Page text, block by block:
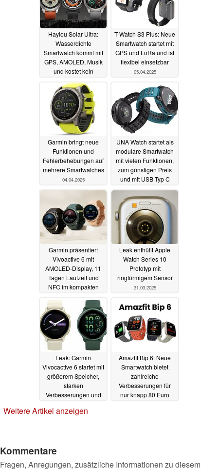
Haylou Solar Ultra:
Wasserdichte
Smartwatch kommt mit
GPS, AMOLED, Musik
und kostet kein
Vermögen07.04.2025
T-Watch S3 Plus: Neue
Smartwatch startet mit
GPS und LoRa und ist
flexibel einsetzbar
05.04.2025
Garmin bringt neue
Funktionen und
Fehlerbehebungen auf
mehrere Smartwatches
04.04.2025
UNA Watch startet als
modulare Smartwatch
mit vielen Funktionen,
zum günstigen Preis
und mit USB Typ C
02.04.2025
Garmin präsentiert
Vivoactive 6 mit
AMOLED-Display, 11
Tagen Laufzeit und
NFC im kompakten
Leak enthüllt Apple
Watch Series 10
Prototyp mit
ringförmigem Sensor
31.03.2025
Leak: Garmin
Vivocactive 6 startet mit
größerem Speicher,
starken
Verbesserungen und
31.03.2025
Amazfit Bip 6: Neue
Smartwatch bietet
zahlreiche
Verbesserungen für
nur knapp 80 Euro
Weitere Artikel anzeigen
Kommentare
Fragen, Anregungen, zusätzliche Informationen zu diesem